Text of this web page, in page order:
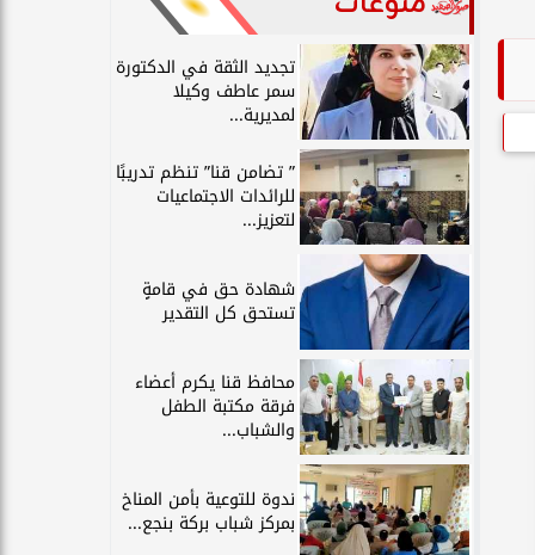
تجديد الثقة في الدكتورة
سمر عاطف وكيلا
لمديرية...
” تضامن قنا” تنظم تدريبًا
للرائدات الاجتماعيات
لتعزيز...
شهادة حق في قامةٍ
تستحق كل التقدير
محافظ قنا يكرم أعضاء
فرقة مكتبة الطفل
والشباب...
ندوة للتوعية بأمن المناخ
بمركز شباب بركة بنجع...